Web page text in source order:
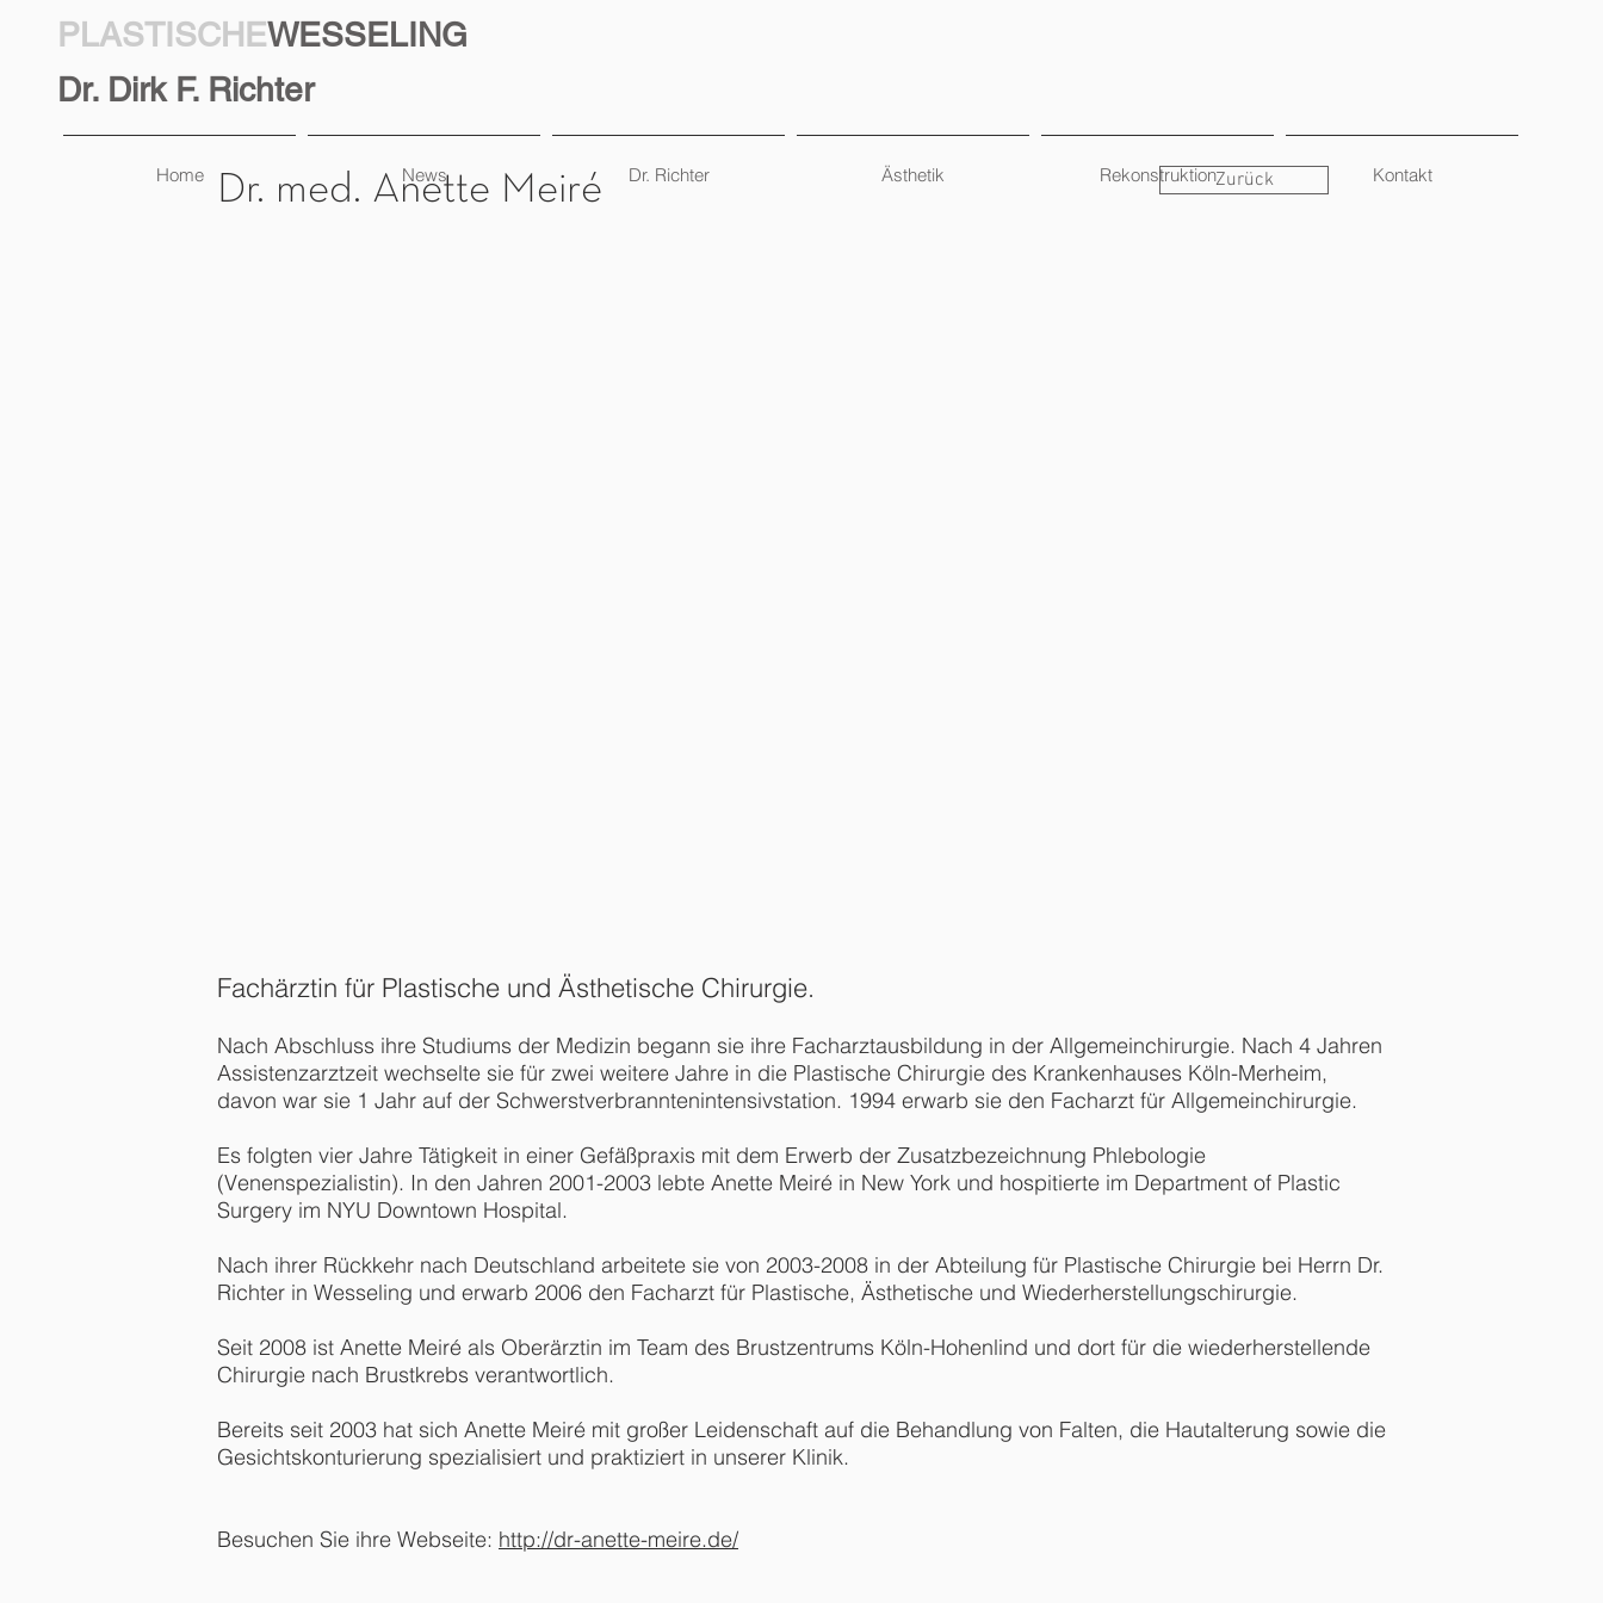
PLASTISCHEWESSELING
Dr. Dirk F. Richter
Home News Dr. Richter Ästhetik Rekonstruktion Kontakt
Dr. med. Anette Meiré
Fachärztin für Plastische und Ästhetische Chirurgie.
Nach Abschluss ihre Studiums der Medizin begann sie ihre Facharztausbildung in der Allgemeinchirurgie. Nach 4 Jahren
Assistenzarztzeit wechselte sie für zwei weitere Jahre in die Plastische Chirurgie des Krankenhauses Köln-Merheim,
davon war sie 1 Jahr auf der Schwerstverbranntenintensivstation. 1994 erwarb sie den Facharzt für Allgemeinchirurgie.
Es folgten vier Jahre Tätigkeit in einer Gefäßpraxis mit dem Erwerb der Zusatzbezeichnung Phlebologie
(Venenspezialistin). In den Jahren 2001-2003 lebte Anette Meiré in New York und hospitierte im Department of Plastic
Surgery im NYU Downtown Hospital.
Nach ihrer Rückkehr nach Deutschland arbeitete sie von 2003-2008 in der Abteilung für Plastische Chirurgie bei Herrn Dr.
Richter in Wesseling und erwarb 2006 den Facharzt für Plastische, Ästhetische und Wiederherstellungschirurgie.
Seit 2008 ist Anette Meiré als Oberärztin im Team des Brustzentrums Köln-Hohenlind und dort für die wiederherstellende
Chirurgie nach Brustkrebs verantwortlich.
Bereits seit 2003 hat sich Anette Meiré mit großer Leidenschaft auf die Behandlung von Falten, die Hautalterung sowie die
Gesichtskonturierung spezialisiert und praktiziert in unserer Klinik.
Besuchen Sie ihre Webseite: http://dr-anette-meire.de/
Zurück